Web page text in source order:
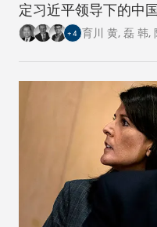
定习近平领导下的中
+4 育川 黄, 磊 韩,